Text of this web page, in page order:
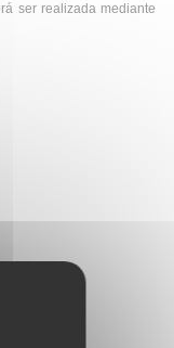
ser realizada mediante